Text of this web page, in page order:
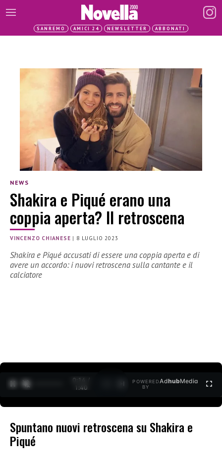
SANREMO AMICI 24 NEWSLETTER ABBONATI
NEWS
Shakira e Piqué erano una
coppia aperta? Il retroscena
VINCENZO CHIANESE | 8 LUGLIO 2023
Shakira e Piqué accusati di essere una coppia aperta e di
avere un accordo: i nuovi retroscena sulla cantante e il
calciatore
0:15 /
1:40
POWERED
BY
AdhubMedia
Spuntano nuovi retroscena su Shakira e
Piqué